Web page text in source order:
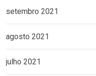
setembro 2021
agosto 2021
julho 2021